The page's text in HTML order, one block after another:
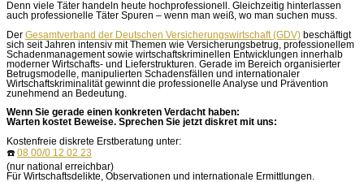
Denn viele Täter handeln heute hochprofessionell. Gleichzeitig hinterlassen
auch professionelle Täter Spuren – wenn man weiß, wo man suchen muss.
Der Gesamtverband der Deutschen Versicherungswirtschaft (GDV) beschäftigt
sich seit Jahren intensiv mit Themen wie Versicherungsbetrug, professionellem
Schadenmanagement sowie wirtschaftskriminellen Entwicklungen innerhalb
moderner Wirtschafts- und Lieferstrukturen. Gerade im Bereich organisierter
Betrugsmodelle, manipulierten Schadensfällen und internationaler
Wirtschaftskriminalität gewinnt die professionelle Analyse und Prävention
zunehmend an Bedeutung.
Wenn Sie gerade einen konkreten Verdacht haben:
Warten kostet Beweise. Sprechen Sie jetzt diskret mit uns:
Kostenfreie diskrete Erstberatung unter:
☎️ 08 00/0 12 02 23
(nur national erreichbar)
Für Wirtschaftsdelikte, Observationen und internationale Ermittlungen.